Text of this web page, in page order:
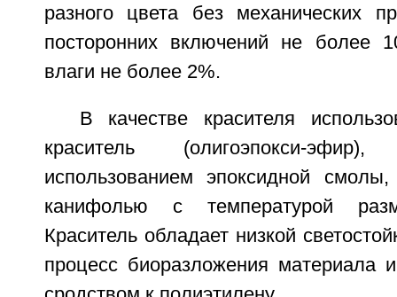
разного цвета без механических
посторонних включений не более
влаги не более 2%.
В качестве красителя
краситель (олигоэпокси-
использованием эпоксидной
канифолью с температурой
Краситель обладает низкой
процесс биоразложения материала